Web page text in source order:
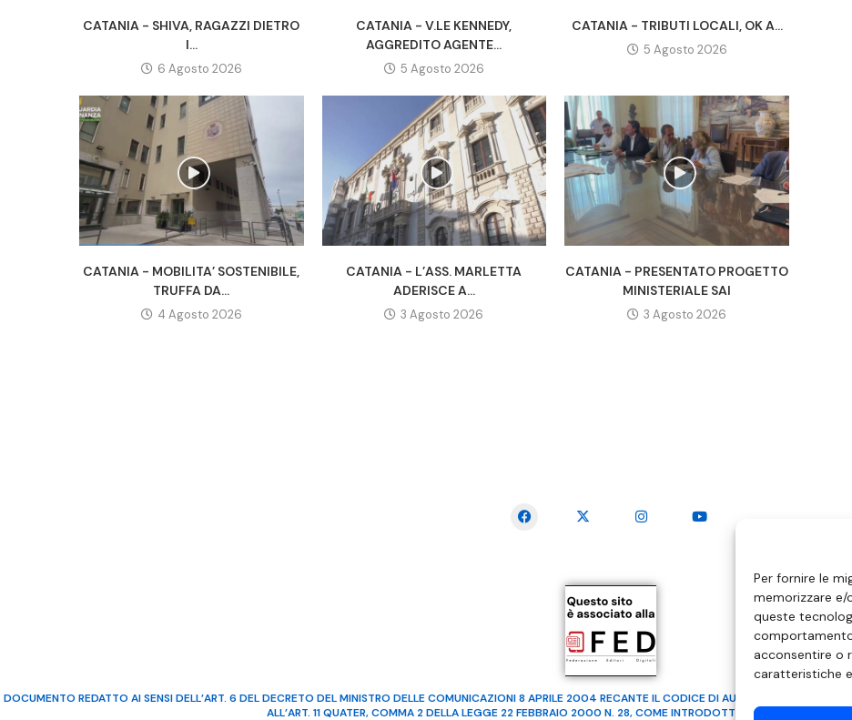
Per fornire le
memorizzare e/
queste
acconsentire o
caratteristiche
CATANIA - SHIVA, RAGAZZI DIETRO
I...
6 Agosto 2026
CATANIA - V.LE KENNEDY,
AGGREDITO AGENTE...
5 Agosto 2026
CATANIA - TRIBUTI LOCALI, OK A...
5 Agosto 2026
CATANIA - MOBILITA’ SOSTENIBILE,
TRUFFA DA...
4 Agosto 2026
CATANIA - L’ASS. MARLETTA
ADERISCE A...
3 Agosto 2026
CATANIA - PRESENTATO PROGETTO
MINISTERIALE SAI
3 Agosto 2026
DOCUMENTO REDATTO AI SENSI DELL’ART. 6 DEL DECRETO DEL MINISTRO DELLE COMUNICAZIONI 8 APRILE 2004 RECANTE IL CODICE DI
ALL’ART. 11 QUATER, COMMA 2 DELLA LEGGE 22 FEBBRAIO 2000 N. 28, COME INTRODOTTO DALLA LEGGE 6